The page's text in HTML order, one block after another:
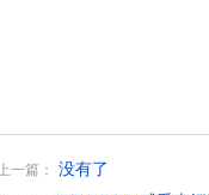
上一篇： 没有了